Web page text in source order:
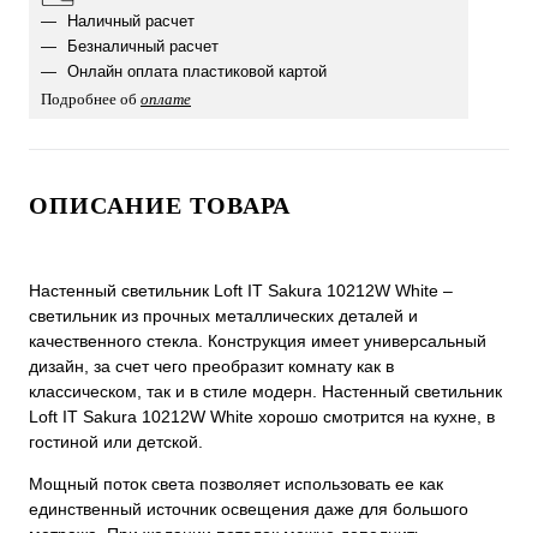
Наличный расчет
Безналичный расчет
Онлайн оплата пластиковой картой
Подробнее об оплате
ОПИСАНИЕ ТОВАРА
Настенный светильник Loft IT Sakura 10212W White –
светильник из прочных металлических деталей и
качественного стекла. Конструкция имеет универсальный
дизайн, за счет чего преобразит комнату как в
классическом, так и в стиле модерн. Настенный светильник
Loft IT Sakura 10212W White хорошо смотрится на кухне, в
гостиной или детской.
Мощный поток света позволяет использовать ее как
единственный источник освещения даже для большого